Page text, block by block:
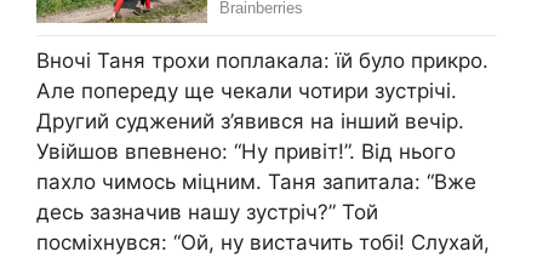
Вночі Таня трохи поплакала: їй було прикро.
Але попереду ще чекали чотири зустрічі.
Другий суджений з’явився на інший вечір.
Увійшов впевнено: “Ну привіт!”. Від нього
пахло чимось міцним. Таня запитала: “Вже
десь зазначив нашу зустріч?” Той
посміхнувся: “Ой, ну вистачить тобі! Слухай,